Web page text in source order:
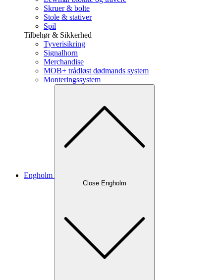
Skruer & bolte
Stole & stativer
Spil
Tilbehør & Sikkerhed
Tyverisikring
Signalhorn
Merchandise
MOB+ trådløst dødmands system
Monteringssystem
Engholm
Close Engholm